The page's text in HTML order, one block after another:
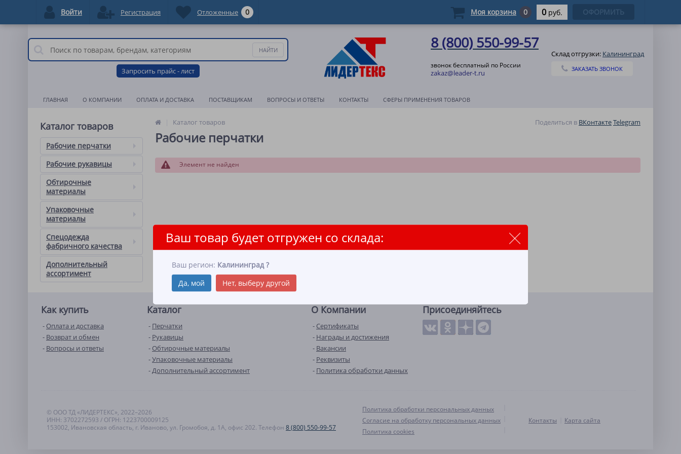
Запросить прайс - лист
8 (800) 550-99-57
звонок бесплатный по России
zakaz@leader-t.ru
Склад отгрузки: Калининград
Ваш товар будет отгружен со склада:
Ваш регион: Калининград ?
Да, мой
Нет, выберу другой
ЗАКАЗАТЬ ЗВОНОК
ГЛАВНАЯ О КОМПАНИИ ОПЛАТА И ДОСТАВКА ПОСТАВЩИКАМ ВОПРОСЫ И ОТВЕТЫ КОНТАКТЫ СФЕРЫ ПРИМЕНЕНИЯ ТОВАРОВ
Каталог товаров
Рабочие перчатки
Рабочие рукавицы
Обтирочные
материалы
Упаковочные
материалы
Спецодежда
фабричного качества
Дополнительный
ассортимент
Каталог товаров Поделиться в ВКонтактеTelegram
Рабочие перчатки
Элемент не найден
Как купить
Оплата и доставка
Возврат и обмен
Вопросы и ответы
Каталог
Перчатки
Рукавицы
Обтирочные материалы
Упаковочные материалы
Дополнительный ассортимент
О Компании
Сертификаты
Награды и достижения
Вакансии
Реквизиты
Политика обработки данных
Присоединяйтесь
© ООО ТД «ЛИДЕРТЕКС», 2022–2026
ИНН: 3702272593 / ОГРН: 1223700009125
153002, Ивановская область, г. Иваново, ул. Громобоя, д. 1А, офис 202. Телефон 8 (800) 550-99-57
Политика обработки персональных данных
Согласие на обработку персональных данных
Политика cookies
Контакты Карта сайта
Войти Регистрация Отложенные 0 Моя корзина 0 0 руб. ОФОРМИТЬ